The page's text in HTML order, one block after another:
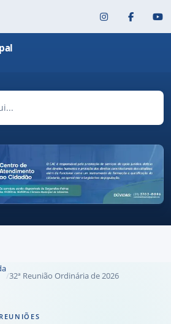
32ª Reunião Ordinária de 2026